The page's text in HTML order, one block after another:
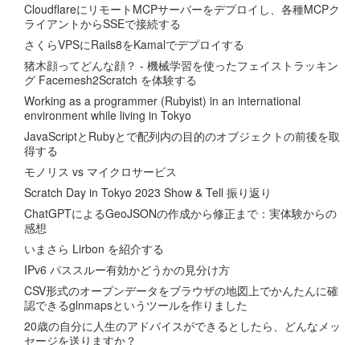
CloudflareにリモートMCPサーバーをデプロイし、各種MCPク
ライアントからSSEで接続する
さくらVPSにRails8をKamalでデプロイする
猪木顔ってどんな顔？ - 機械学習を使ったフェイストラッキン
グ Facemesh2Scratch を体験する
Working as a programmer (Rubyist) in an international
environment while living in Tokyo
JavaScriptとRubyとで配列内の目的のオブジェクトの前後を取
得する
モノリス vs マイクロサービス
Scratch Day in Tokyo 2023 Show & Tell 振り返り
ChatGPTによるGeoJSONの作成から修正まで：実体験からの
感想
いまさら Lirbon を紹介する
IPv6 パススルー有効かどうかの見分け方
CSV形式のオープンデータをブラウザの地図上でかんたんに確
認できるglnmapsというツールを作りました
20歳の自分に人生のアドバイスができるとしたら、どんなメッ
セージを送りますか？